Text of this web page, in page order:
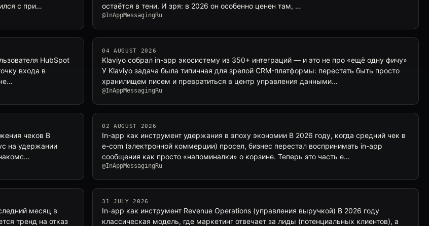
с при…
остаётся в тени. И зря: в 2026 он особенно ценен там, …
@InAppMessagingRu
HubSpot
входа в
04 AUGUST 2026
Klaviyo собрал in-app экосистему из 350+ интеграций — и это не про «ещё одну фичу»
У Klaviyo задача была типичная для зрелой CRM-платформы: перестать быть просто
хранилищем писем и превратиться в центр управления данными…
@InAppMessagingRu
чеков В
на удержании
02 AUGUST 2026
In-app как инструмент удержания в эпоху экономии В 2026 году, когда средний чек в
e-com (электронной коммерции) просел, бизнес перестал воспринимать in-app
сообщения как просто «напоминалки» о корзине. Теперь это часть е…
@InAppMessagingRu
месяц в
тренд на отказ
31 JULY 2026
In-app как инструмент Revenue Operations (управления выручкой) В 2026 году
классическая модель, где маркетинг отвечает за лиды (потенциальных клиентов), а